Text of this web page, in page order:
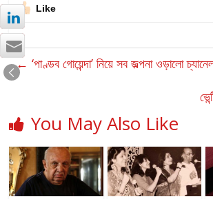
Like
← ‘পাণ্ডব গোয়েন্দা’ নিয়ে সব জল্পনা ওড়ালো
You May Also Like